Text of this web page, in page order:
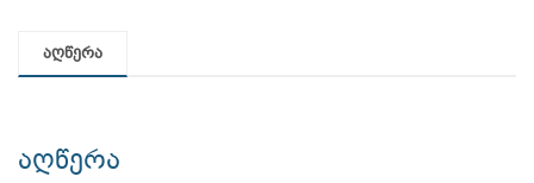
აღწერა
აღწერა